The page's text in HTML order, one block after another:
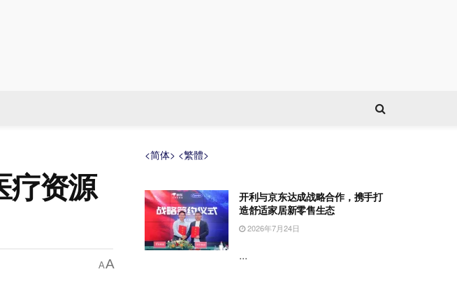
疗资源
AA
<简体> <繁體>
开利与京东达成战略合作，携手打
造舒适家居新零售生态
2026年7月24日
...